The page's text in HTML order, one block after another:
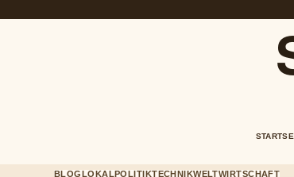
BLOGLOKALPOLITIKTECHNIKWELTWIRTSCHAFT